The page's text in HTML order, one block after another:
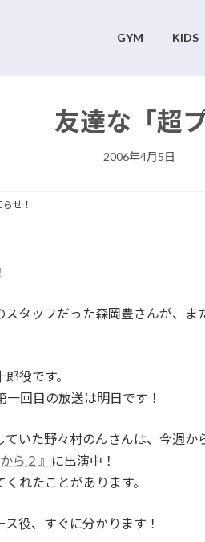
GYM KIDS
友達な「超
2006年4月5日
せ！
タッフだった森岡豊さんが、ま
役です。
回目の放送は明日です！
いた野々村のんさんは、今週か
ら２』 に出演中！
れたことがあります。
役、すぐに分かります！